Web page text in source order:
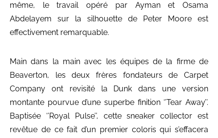
même, le travail opéré par Ayman et Osama
Abdelayem sur la silhouette de Peter Moore est
effectivement remarquable.
Main dans la main avec les équipes de la firme de
Beaverton, les deux frères fondateurs de Carpet
Company ont revisité la Dunk dans une version
montante pourvue d’une superbe finition ‘’Tear Away’’.
Baptisée ‘’Royal Pulse’’, cette sneaker collector est
revêtue de ce fait d’un premier coloris qui s’effacera